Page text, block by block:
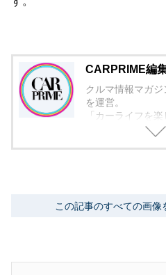
CARPRIME編
クルマ情報マガ
を運営。
「カーライフを
げ、編集に取り組
この記事のすべての画像